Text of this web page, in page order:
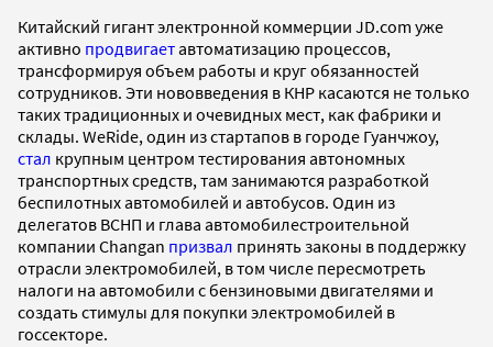
Китайский гигант электронной коммерции JD.com уже
активно продвигаетавтоматизацию процессов,
трансформируя объем работы и круг обязанностей
сотрудников. Эти нововведения в КНР касаются не только
таких традиционных и очевидных мест, как фабрики и
склады. WeRide, один из стартапов в городе Гуанчжоу,
стал крупным центром тестирования автономных
транспортных средств, там занимаются разработкой
беспилотных автомобилей и автобусов. Один из
делегатов ВСНП и глава автомобилестроительной
компании Changan призвал принять законы в поддержку
отрасли электромобилей, в том числе пересмотреть
налоги на автомобили с бензиновыми двигателями и
создать стимулы для покупки электромобилей в
госсекторе.